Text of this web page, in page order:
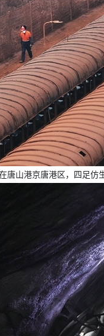
唐山港京唐港区，四足仿